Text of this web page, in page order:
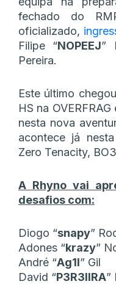
fechado do
oficializado,
Filipe “NOPEEJ”
Pereira.
Este último
HS na
nesta nova
acontece já
Zero Tenacity,
A Rhyno vai
desafios com:
Diogo “snapy”
Adones “krazy”
André “Ag1l” Gil
David “P3R3IIRA”